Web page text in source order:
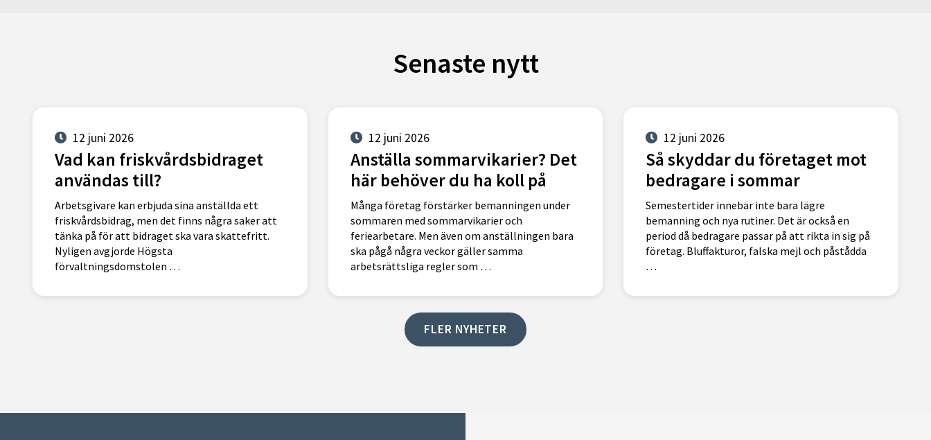
Senaste nytt
12 juni 2026
Vad kan friskvårdsbidraget
användas till?
Arbetsgivare kan erbjuda sina anställda ett
friskvårdsbidrag, men det finns några saker att
tänka på för att bidraget ska vara skattefritt.
Nyligen avgjorde Högsta
förvaltningsdomstolen …
12 juni 2026
Anställa sommarvikarier? Det
här behöver du ha koll på
Många företag förstärker bemanningen under
sommaren med sommarvikarier och
feriearbetare. Men även om anställningen bara
ska pågå några veckor gäller samma
arbetsrättsliga regler som …
12 juni 2026
Så skyddar du företaget mot
bedragare i sommar
Semestertider innebär inte bara lägre
bemanning och nya rutiner. Det är också en
period då bedragare passar på att rikta in sig på
företag. Bluffakturor, falska mejl och påstådda
…
FLER NYHETER